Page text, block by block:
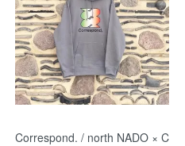
Correspond. / north NADO × C